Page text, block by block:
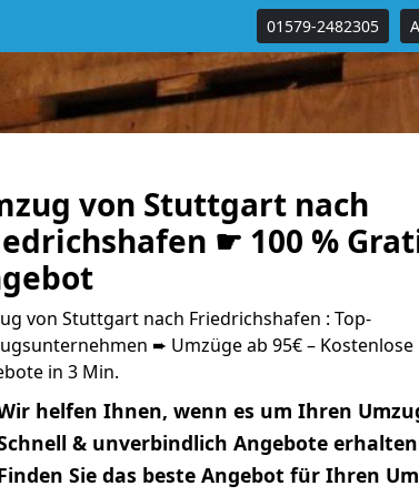
01579-2482305
von Stuttgart nach
☛ 100 %
von Stuttgart nach Friedrichshafen : Top-
➨ Umzüge ab 95€ – Kostenlose
in 3 Min.
helfen Ihnen, wenn es um Ihren
& unverbindlich Angebote
Sie das beste Angebot für Ihren